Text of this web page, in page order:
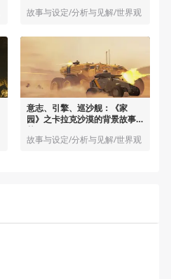
故事与设定/分析与见解/世界观
意志、引擎、巡沙舰：《家
园》之卡拉克沙漠的背景故事
其三
故事与设定/分析与见解/世界观